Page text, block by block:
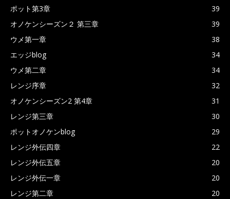
ポット第3章
39
オノケンシーズン２ 第三章
39
ウメ第一章
38
エッジblog
34
ウメ第二章
34
レンジ序章
32
オノケンシーズン2 第4章
31
レンジ第三章
30
ポットオノケンblog
29
レンジ外伝四章
22
レンジ外伝五章
20
レンジ外伝一章
20
レンジ第二章
20